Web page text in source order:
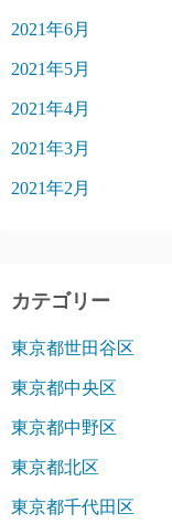
2021年6月
2021年5月
2021年4月
2021年3月
2021年2月
カテゴリー
東京都世田谷区
東京都中央区
東京都中野区
東京都北区
東京都千代田区